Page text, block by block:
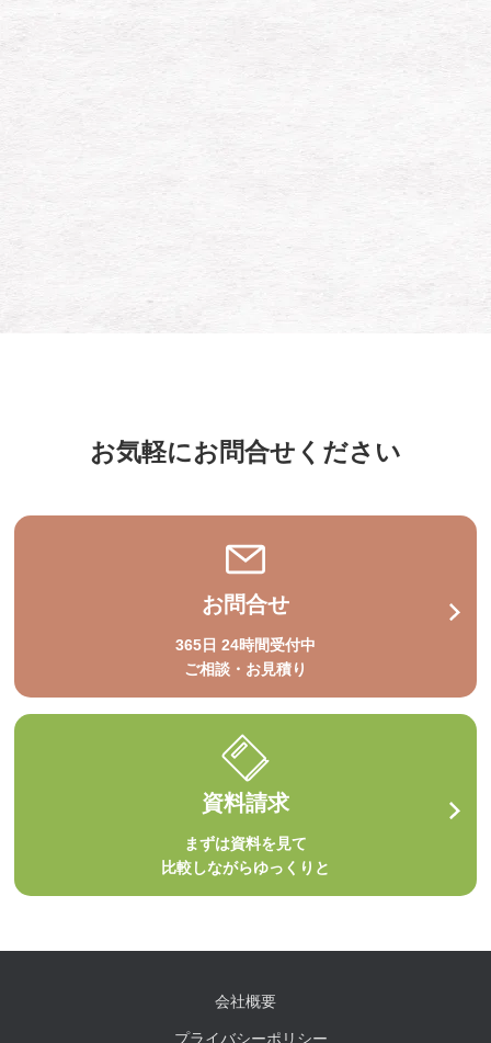
お気軽にお問合せください
お問合せ
365日 24時間受付中
ご相談・お見積り
資料請求
まずは資料を見て
比較しながらゆっくりと
会社概要
プライバシーポリシー